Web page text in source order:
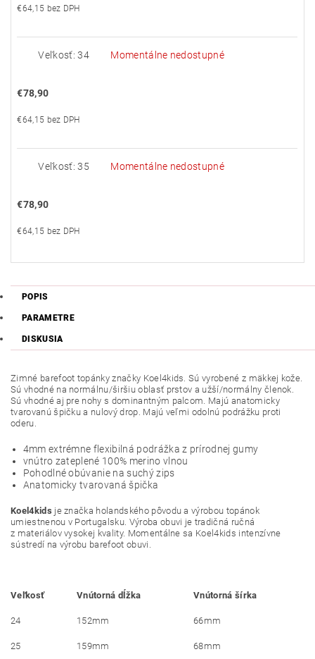
€64,15 bez DPH
Veľkosť: 34 Momentálne nedostupné
€78,90
€64,15 bez DPH
Veľkosť: 35 Momentálne nedostupné
€78,90
€64,15 bez DPH
POPIS
PARAMETRE
DISKUSIA
Zimné barefoot topánky značky Koel4kids. Sú vyrobené z mäkkej kože.
Sú vhodné na normálnu/širšiu oblasť prstov a užší/normálny členok.
Sú vhodné aj pre nohy s dominantným palcom. Majú anatomicky
tvarovanú špičku a nulový drop. Majú veľmi odolnú podrážku proti
oderu.
4mm extrémne flexibilná podrážka z prírodnej gumy
vnútro zateplené 100% merino vlnou
Pohodlné obúvanie na suchý zips
Anatomicky tvarovaná špička
Koel4kids je značka holandského pôvodu a výrobou topánok
umiestnenou v Portugalsku. Výroba obuvi je tradičná ručná
z materiálov vysokej kvality. Momentálne sa Koel4kids intenzívne
sústredí na výrobu barefoot obuvi.
Veľkosť Vnútorná dĺžka Vnútorná šírka
24 152mm 66mm
25 159mm 68mm